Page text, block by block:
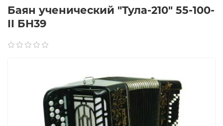
Баян ученический "Тула-210" 55-100-
II БН39